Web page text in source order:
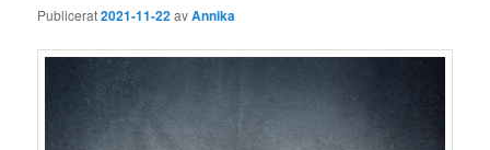
Publicerat2021-11-22avAnnika